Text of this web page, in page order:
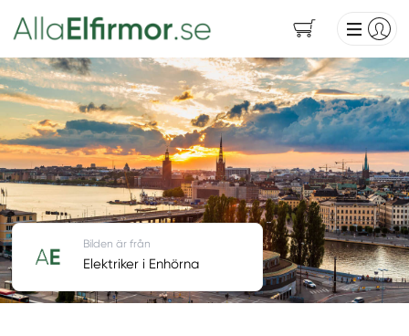
Bilden är från
Elektriker i Enhörna